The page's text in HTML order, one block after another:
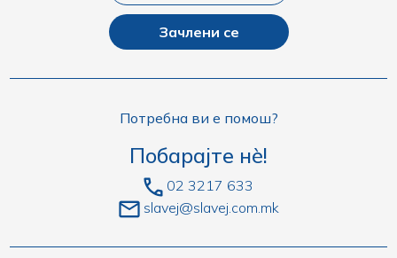
Зачлени се
Потребна ви е помош?
Побарајте нè!
02 3217 633
slavej@slavej.com.mk